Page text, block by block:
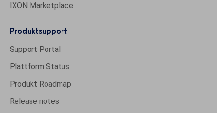
IXON Marketplace
Produktsupport
Support Portal
Plattform Status
Produkt Roadmap
Release notes